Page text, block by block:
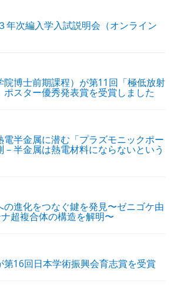
年次編入学入試説明会（オンライン
院博士前期課程）が第11回「極低放射
スター優秀発表賞を受賞しました
半金属に潜む「プラズモニックポー
半金属は熱電材料にならないという
進化をつなぐ鍵を発見〜ゼニゴケ由
超複合体の構造を解明〜
第16回日本学術振興会育志賞を受賞